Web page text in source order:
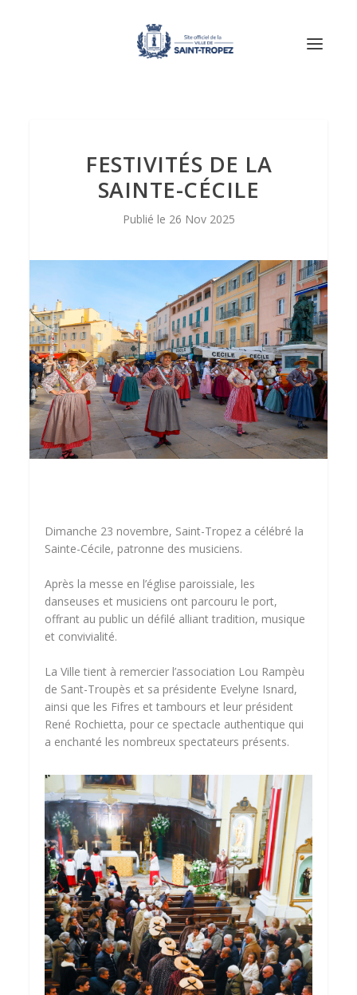
FESTIVITÉS DE LA
SAINTE-CÉCILE
26 Nov 2025
Dimanche 23 novembre, Saint-Tropez a célébré la
Sainte-Cécile, patronne des musiciens.
Après la messe en l’église paroissiale, les
danseuses et musiciens ont parcouru le port,
offrant au public un défilé alliant tradition, musique
et convivialité.
La Ville tient à remercier l’association Lou Rampèu
de Sant-Troupès et sa présidente Evelyne Isnard,
ainsi que les Fifres et tambours et leur président
René Rochietta, pour ce spectacle authentique qui
a enchanté les nombreux spectateurs présents.